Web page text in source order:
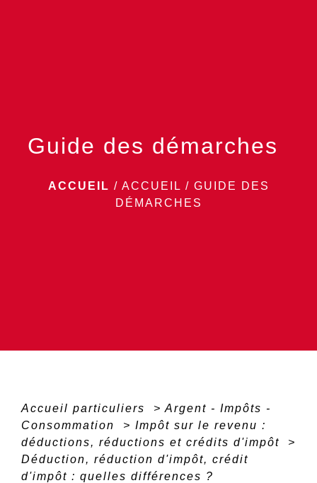
Guide des démarches
ACCUEIL / ACCUEIL / GUIDE DES
DÉMARCHES
Accueil particuliers > Argent - Impôts -
Consommation
> Impôt sur le revenu :
déductions, réductions et crédits d'impôt
>
Déduction, réduction d'impôt, crédit
d'impôt : quelles différences ?